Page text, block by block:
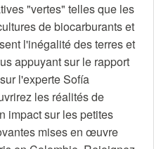
"vertes" telles que les
de biocarburants et
l'inégalité des terres et
appuyant sur le rapport
l'experte Sofía
les réalités de
impact sur les petites
mises en œuvre